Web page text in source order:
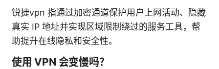
锐捷vpn 指通过加密通道保护用户上网活动、隐藏
真实 IP 地址并实现区域限制绕过的服务工具，帮
助提升在线隐私和安全性。
使用 VPN 会变慢吗？